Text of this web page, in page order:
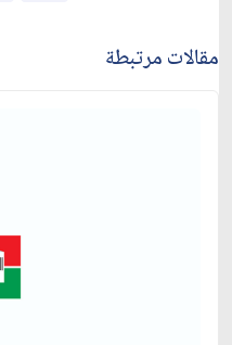
مقالات مرتبطة